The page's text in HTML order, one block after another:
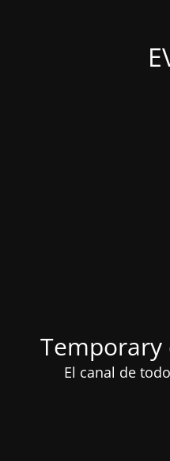
Temporary
El canal de